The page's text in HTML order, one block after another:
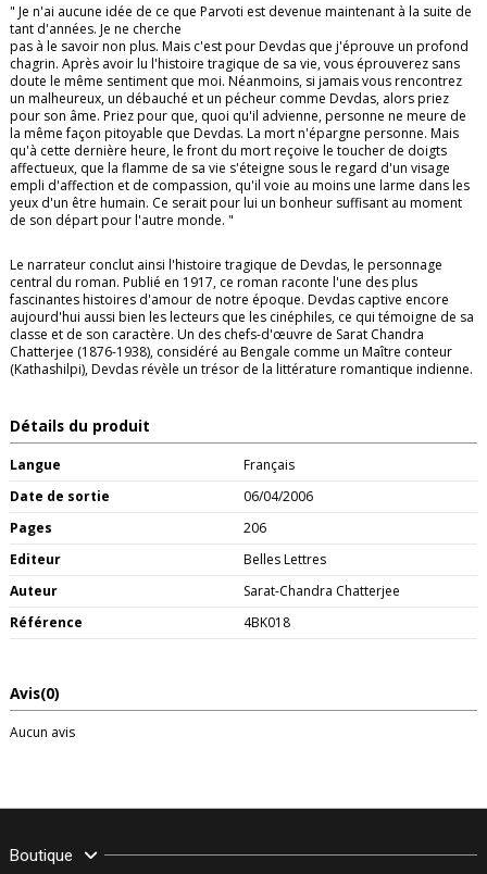
" Je n'ai aucune idée de ce que Parvoti est devenue maintenant à la suite de
tant d'années. Je ne cherche
pas à le savoir non plus. Mais c'est pour Devdas que j'éprouve un profond
chagrin. Après avoir lu l'histoire tragique de sa vie, vous éprouverez sans
doute le même sentiment que moi. Néanmoins, si jamais vous rencontrez
un malheureux, un débauché et un pécheur comme Devdas, alors priez
pour son âme. Priez pour que, quoi qu'il advienne, personne ne meure de
la même façon pitoyable que Devdas. La mort n'épargne personne. Mais
qu'à cette dernière heure, le front du mort reçoive le toucher de doigts
affectueux, que la flamme de sa vie s'éteigne sous le regard d'un visage
empli d'affection et de compassion, qu'il voie au moins une larme dans les
yeux d'un être humain. Ce serait pour lui un bonheur suffisant au moment
de son départ pour l'autre monde. "
Le narrateur conclut ainsi l'histoire tragique de Devdas, le personnage
central du roman. Publié en 1917, ce roman raconte l'une des plus
fascinantes histoires d'amour de notre époque. Devdas captive encore
aujourd'hui aussi bien les lecteurs que les cinéphiles, ce qui témoigne de sa
classe et de son caractère. Un des chefs-d'œuvre de Sarat Chandra
Chatterjee (1876-1938), considéré au Bengale comme un Maître conteur
(Kathashilpi), Devdas révèle un trésor de la littérature romantique indienne.
Détails du produit
Langue
Français
Date de sortie
06/04/2006
Pages
206
Editeur
Belles Lettres
Auteur
Sarat-Chandra Chatterjee
Référence
4BK018
Avis(0)
Aucun avis
Boutique